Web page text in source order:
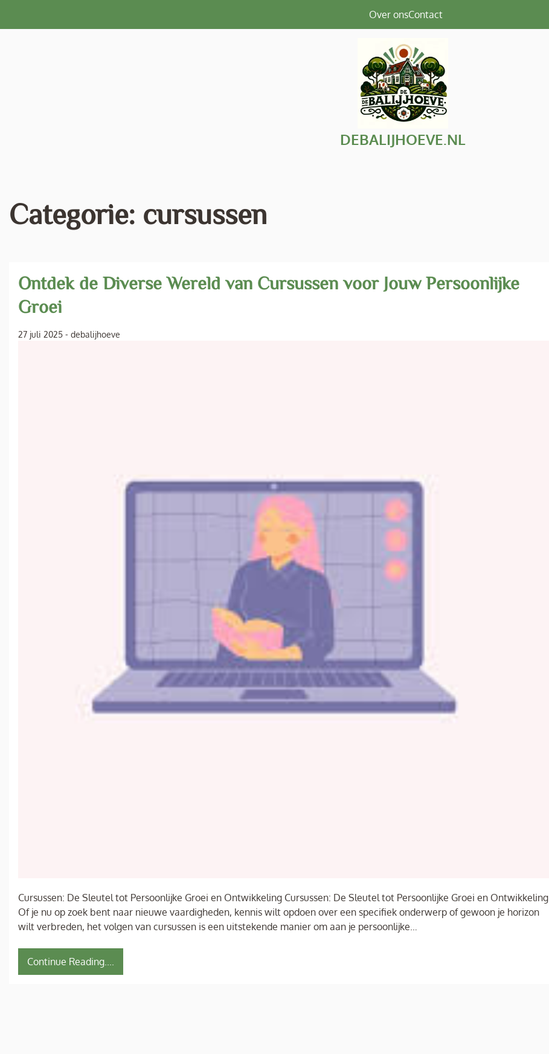
Over onsContact
DEBALIJHOEVE.NL
Categorie: cursussen
Ontdek de Diverse Wereld van Cursussen voor Jouw Persoonlijke
Groei
27 juli 2025 - debalijhoeve
Cursussen: De Sleutel tot Persoonlijke Groei en Ontwikkeling Cursussen: De Sleutel tot Persoonlijke Groei en Ontwikkeling
Of je nu op zoek bent naar nieuwe vaardigheden, kennis wilt opdoen over een specifiek onderwerp of gewoon je horizon
wilt verbreden, het volgen van cursussen is een uitstekende manier om aan je persoonlijke…
Continue Reading....